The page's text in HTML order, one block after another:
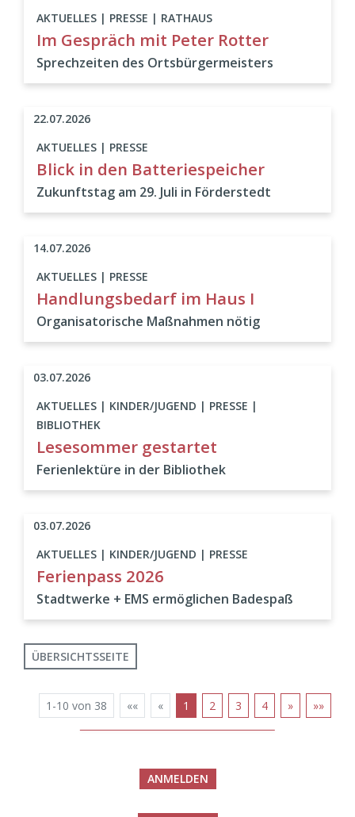
AKTUELLES | PRESSE | RATHAUS
Im Gespräch mit Peter Rotter
Sprechzeiten des Ortsbürgermeisters
AKTUELLES | PRESSE
Blick in den Batteriespeicher
Zukunftstag am 29. Juli in Förderstedt
22.07.2026
AKTUELLES | PRESSE
Handlungsbedarf im Haus I
Organisatorische Maßnahmen nötig
14.07.2026
AKTUELLES | KINDER/JUGEND | PRESSE |
BIBLIOTHEK
Lesesommer gestartet
Ferienlektüre in der Bibliothek
03.07.2026
AKTUELLES | KINDER/JUGEND | PRESSE
Ferienpass 2026
Stadtwerke + EMS ermöglichen Badespaß
03.07.2026
ÜBERSICHTSSEITE
1-10 von 38 «« « 1 2 3 4 » »»
ANMELDEN